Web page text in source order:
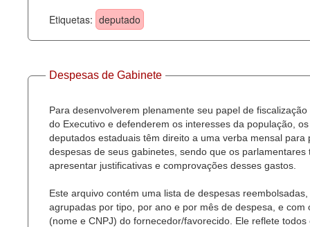
Legislação
Agenda
Perguntas frequentes
Etiquetas: deputado
Despesas de Gabinete
Para desenvolverem plenamente seu papel de fiscalização
do Executivo e defenderem os interesses da população, os
deputados estaduais têm direito a uma verba mensal para
despesas de seus gabinetes, sendo que os parlamentares
apresentar justificativas e comprovações desses gastos.
Este arquivo contém uma lista de despesas reembolsadas,
agrupadas por tipo, por ano e por mês de despesa, e com
(nome e CNPJ) do fornecedor/favorecido. Ele reflete todos